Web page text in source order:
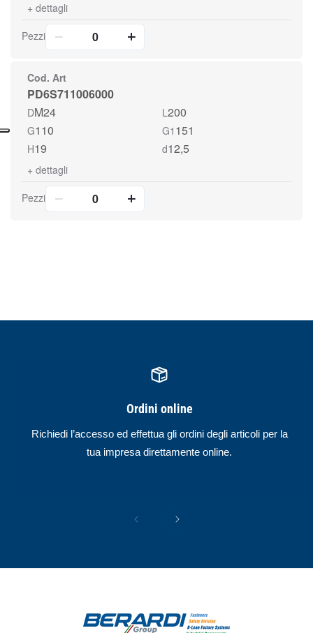
+ dettagli
Pezzi
Cod. Art
PD6S711006000
DM24 L200
G110 G1 151
H19 d12,5
+ dettagli
Pezzi
Ordini online
Richiedi l’accesso ed effettua gli ordini degli articoli per la
tua impresa direttamente online.